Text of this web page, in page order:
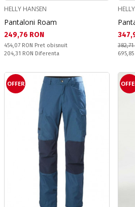
HELLY HANSEN
Pantaloni Roam
Текуща цена:
249,76 RON
Pret obisnuit:
454,07 RON Pret obisnuit
Спестявате:
204,31 RON Diferenta
382,71
Pret
695,85
OFFER